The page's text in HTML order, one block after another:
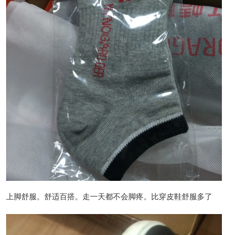
上脚舒服。舒适百搭。走一天都不会脚疼。比穿皮鞋舒服多了